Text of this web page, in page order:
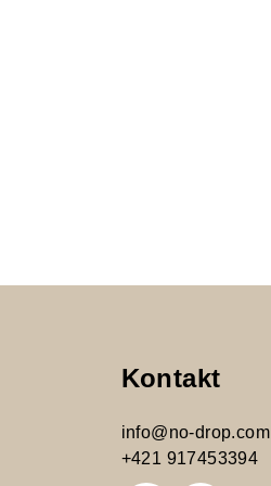
Kontakt
info@no-drop.com
+421 917453394